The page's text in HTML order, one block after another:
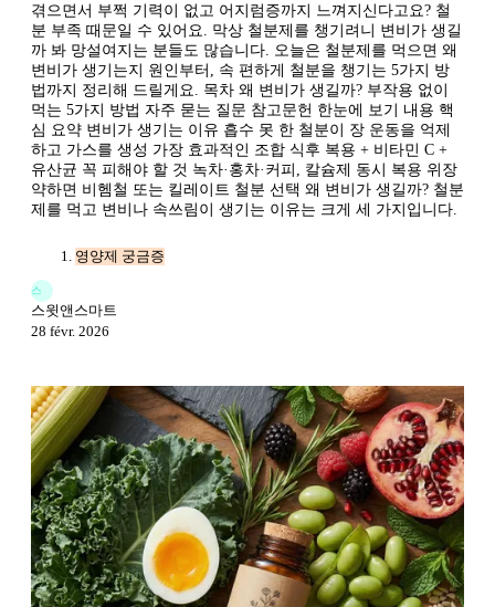
겪으면서 부쩍 기력이 없고 어지럼증까지 느껴지신다고요? 철
분 부족 때문일 수 있어요. 막상 철분제를 챙기려니 변비가 생길
까 봐 망설여지는 분들도 많습니다. 오늘은 철분제를 먹으면 왜
변비가 생기는지 원인부터, 속 편하게 철분을 챙기는 5가지 방
법까지 정리해 드릴게요. 목차 왜 변비가 생길까? 부작용 없이
먹는 5가지 방법 자주 묻는 질문 참고문헌 한눈에 보기 내용 핵
심 요약 변비가 생기는 이유 흡수 못 한 철분이 장 운동을 억제
하고 가스를 생성 가장 효과적인 조합 식후 복용 + 비타민 C +
유산균 꼭 피해야 할 것 녹차·홍차·커피, 칼슘제 동시 복용 위장
약하면 비헴철 또는 킬레이트 철분 선택 왜 변비가 생길까? 철분
제를 먹고 변비나 속쓰림이 생기는 이유는 크게 세 가지입니다.
영양제 궁금증
스
스윗앤스마트
28 févr. 2026